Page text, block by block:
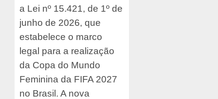
a Lei nº 15.421, de 1º de
junho de 2026, que
estabelece o marco
legal para a realização
da Copa do Mundo
Feminina da FIFA 2027
no Brasil. A nova